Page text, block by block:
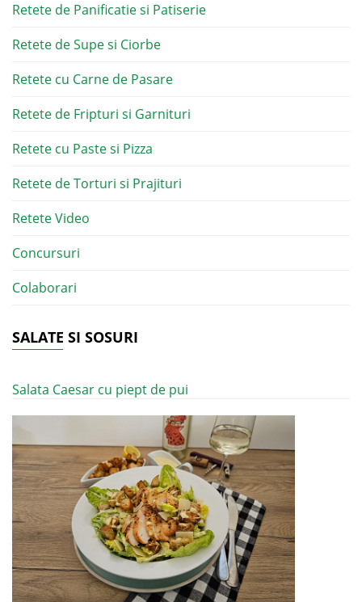
Retete de Panificatie si Patiserie
Retete de Supe si Ciorbe
Retete cu Carne de Pasare
Retete de Fripturi si Garnituri
Retete cu Paste si Pizza
Retete de Torturi si Prajituri
Retete Video
Concursuri
Colaborari
SALATE SI SOSURI
Salata Caesar cu piept de pui